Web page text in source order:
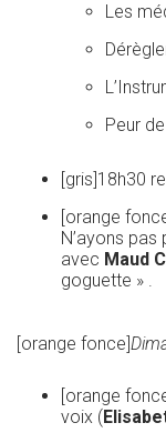
Les
Peur
[gris]18h30
[orange
N’ayons pas
avec Maud
goguette » .
[orange fonce]
[orange
voix (